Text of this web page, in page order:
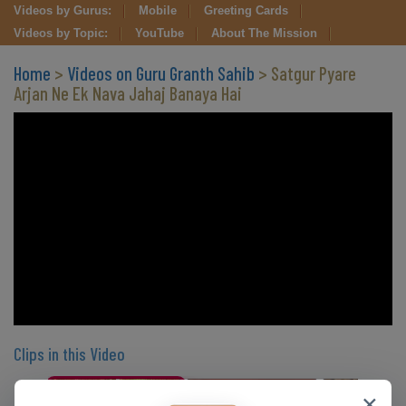
Videos by Gurus: Mobile
Greeting Cards
Videos by Topic:
YouTube About The Mission
Home > Videos on Guru Granth Sahib > Satgur Pyare
Arjan Ne Ek Nava Jahaj Banaya Hai
Clips in this Video
CLIP 3